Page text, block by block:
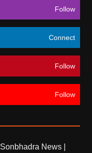
Follow
Connect
Follow
Follow
Sonbhadra News